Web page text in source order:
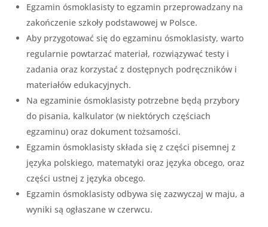
Egzamin ósmoklasisty to egzamin przeprowadzany na
zakończenie szkoły podstawowej w Polsce.
Aby przygotować się do egzaminu ósmoklasisty, warto
regularnie powtarzać materiał, rozwiązywać testy i
zadania oraz korzystać z dostępnych podręczników i
materiałów edukacyjnych.
Na egzaminie ósmoklasisty potrzebne będą przybory
do pisania, kalkulator (w niektórych częściach
egzaminu) oraz dokument tożsamości.
Egzamin ósmoklasisty składa się z części pisemnej z
języka polskiego, matematyki oraz języka obcego, oraz
części ustnej z języka obcego.
Egzamin ósmoklasisty odbywa się zazwyczaj w maju, a
wyniki są ogłaszane w czerwcu.